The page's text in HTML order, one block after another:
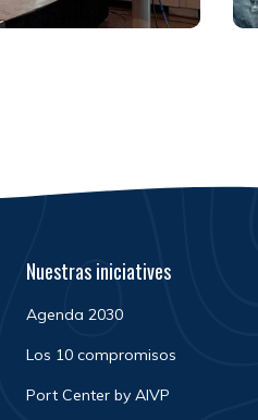
Nuestras iniciatives
Agenda 2030
Los 10 compromisos
Port Center by AIVP